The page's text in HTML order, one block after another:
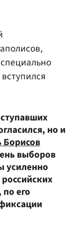
но и
Борисов
выборов
усиленно
его